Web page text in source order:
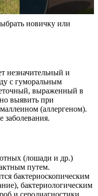
новичку или
незначительный и
с гуморальным
выраженный в
выявить при
(аллергеном).
заболевания.
(лошади и др.)
путем.
бактериоскопическим
бактериологическим
и серодиагностики